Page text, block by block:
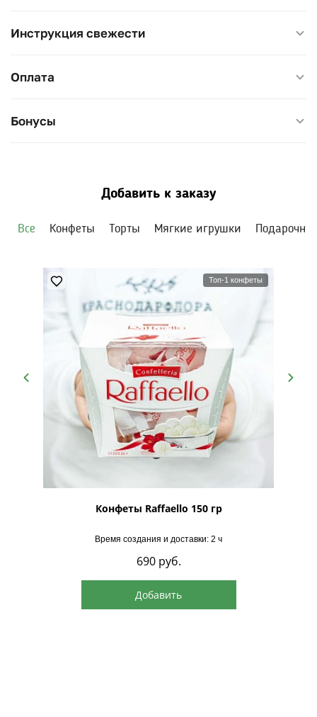
Инструкция свежести
Оплата
Бонусы
Добавить к заказу
Все Конфеты Торты Мягкие игрушки
Топ-1 конфеты
Конфеты Raffaello 150 гр
Время создания и доставки: 2 ч
690 руб.
Добавить